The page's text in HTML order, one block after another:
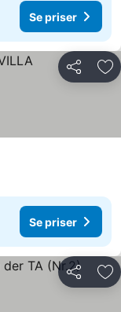
Se priser
Dela
Se priser
Dela